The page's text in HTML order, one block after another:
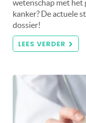
wetenschap met het
kanker? De actuele
dossier!
LEES VERDER